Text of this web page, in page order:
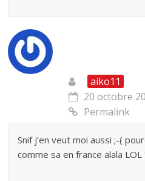
aiko11
20 octobre
Permalink
Snif j’en veut moi aussi ;-(
comme sa en france alala